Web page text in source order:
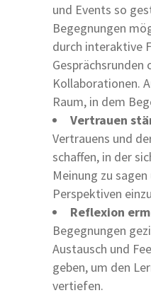
und Events so
Begegnungen
durch interaktive
Gesprächsrunden
Kollaborationen.
Raum, in dem
Vertrauen
Vertrauens und
schaffen, in der
Meinung zu
Perspektiven
Reflexion
Begegnungen
Austausch und
geben, um den
vertiefen.